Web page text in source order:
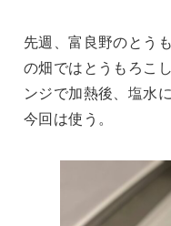
先週、富良野のとう
の畑ではとうもろこ
ンジで加熱後、塩水
今回は使う。